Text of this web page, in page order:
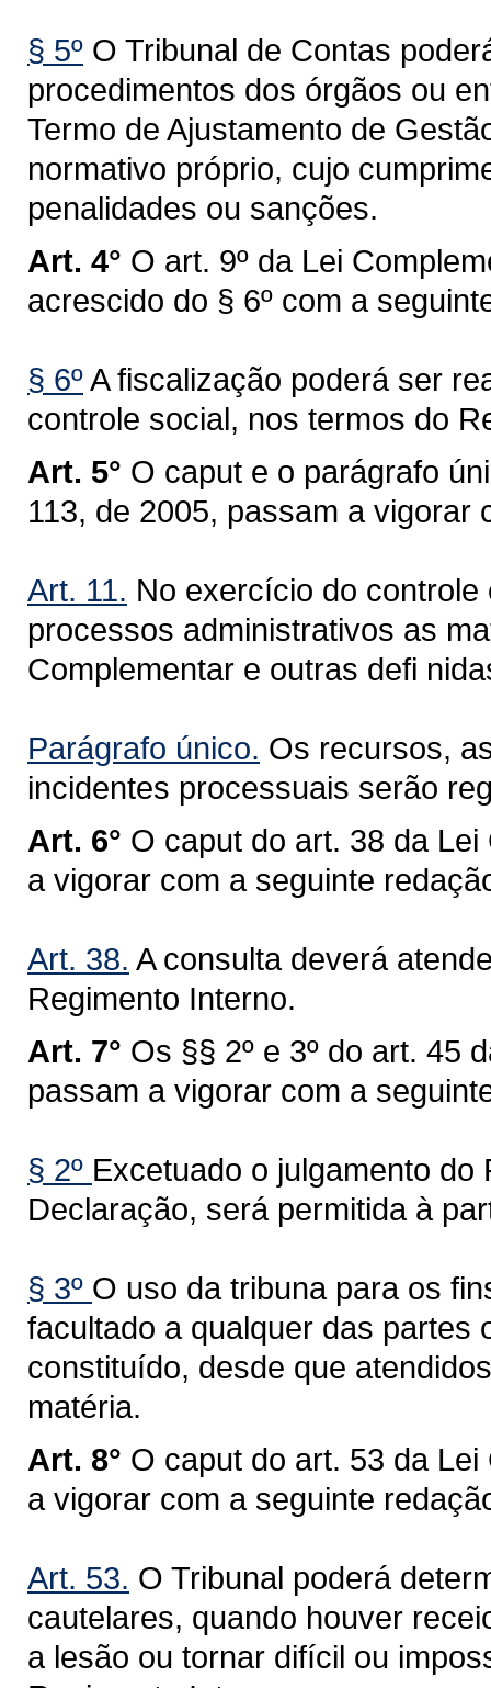
§ 5º O Tribunal de Contas
procedimentos dos órgãos ou
Termo de Ajustamento de
normativo próprio, cujo
penalidades ou sanções.
Art. 4° O art. 9º da Lei
acrescido do § 6º com a
§ 6ºA fiscalização poderá ser
controle social, nos termos do
Art. 5° O caput e o parágrafo
113, de 2005, passam a vigorar
Art. 11. No exercício do
processos administrativos as
Complementar e outras defi
Parágrafo único. Os recursos,
incidentes processuais serão
Art. 6° O caput do art. 38 da
a vigorar com a seguinte
Art. 38. A consulta deverá
Regimento Interno.
Art. 7° Os §§ 2º e 3º do art. 45
passam a vigorar com a
§ 2º Excetuado o julgamento
Declaração, será permitida à
§ 3º O uso da tribuna para os
facultado a qualquer das partes
constituído, desde que
matéria.
Art. 8° O caput do art. 53 da
a vigorar com a seguinte
Art. 53. O Tribunal poderá
cautelares, quando houver
a lesão ou tornar difícil ou